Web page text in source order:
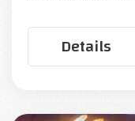
Details